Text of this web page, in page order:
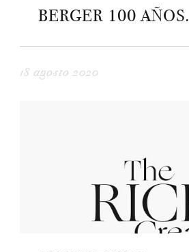
BERGER 100 AÑOS.
18 agosto 2020